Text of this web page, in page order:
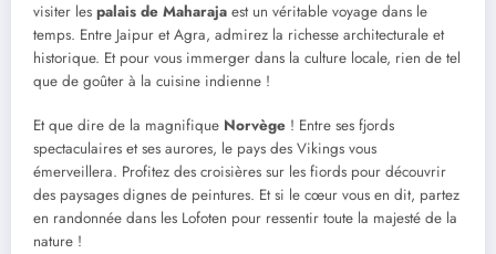
visiter les palais de Maharaja est un véritable voyage dans le
temps. Entre Jaipur et Agra, admirez la richesse architecturale et
historique. Et pour vous immerger dans la culture locale, rien de tel
que de goûter à la cuisine indienne !
Et que dire de la magnifique Norvège ! Entre ses fjords
spectaculaires et ses aurores, le pays des Vikings vous
émerveillera. Profitez des croisières sur les fiords pour découvrir
des paysages dignes de peintures. Et si le cœur vous en dit, partez
en randonnée dans les Lofoten pour ressentir toute la majesté de la
nature !